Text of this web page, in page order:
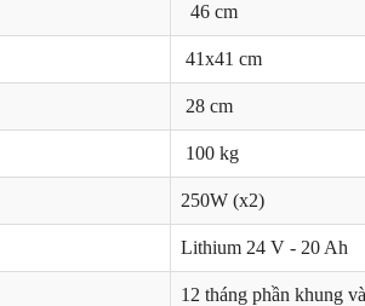
46 cm
41x41 cm
28 cm
100 kg
250W (x2)
Lithium 24 V - 20 Ah
12 tháng phần khung